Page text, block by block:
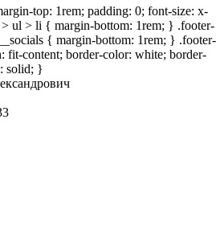
top: 1rem; padding: 0; font-size: x-
ul > li { margin-bottom: 1rem; } .footer-
{ margin-bottom: 1rem; } .footer-
content; border-color: white; border-
solid; }